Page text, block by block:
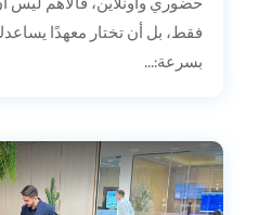
فقط، بل أن تختار معهدًا
بسرعة:...